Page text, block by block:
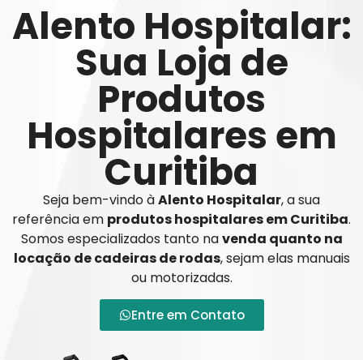
Alento Hospitalar:
Sua Loja de
Produtos
Hospitalares em
Curitiba
Seja bem-vindo àAlento Hospitalar, a sua
referência em produtos hospitalares em Curitiba.
Somos especializados tanto navenda quanto na
locação de cadeiras de rodas, sejam elas manuais
ou motorizadas.
Entre em Contato